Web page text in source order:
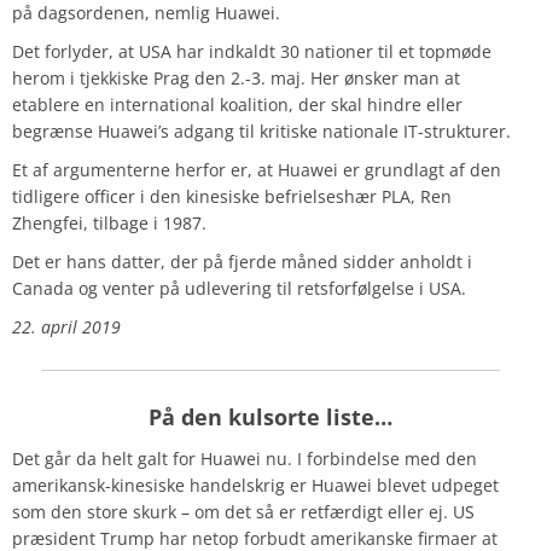
på dagsordenen, nemlig Huawei.
Det forlyder, at USA har indkaldt 30 nationer til et topmøde
herom i tjekkiske Prag den 2.-3. maj. Her ønsker man at
etablere en international koalition, der skal hindre eller
begrænse Huawei’s adgang til kritiske nationale IT-strukturer.
Et af argumenterne herfor er, at Huawei er grundlagt af den
tidligere officer i den kinesiske befrielseshær PLA, Ren
Zhengfei, tilbage i 1987.
Det er hans datter, der på fjerde måned sidder anholdt i
Canada og venter på udlevering til retsforfølgelse i USA.
22. april 2019
På den kulsorte liste…
Det går da helt galt for Huawei nu. I forbindelse med den
amerikansk-kinesiske handelskrig er Huawei blevet udpeget
som den store skurk – om det så er retfærdigt eller ej. US
præsident Trump har netop forbudt amerikanske firmaer at